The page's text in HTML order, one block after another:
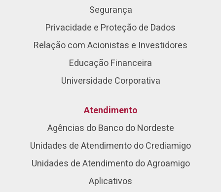
Segurança
Privacidade e Proteção de Dados
Relação com Acionistas e Investidores
Educação Financeira
Universidade Corporativa
Atendimento
Agências do Banco do Nordeste
Unidades de Atendimento do Crediamigo
Unidades de Atendimento do Agroamigo
Aplicativos